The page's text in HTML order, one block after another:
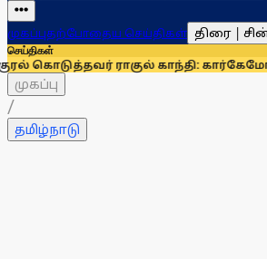
முகப்புதற்போதைய செய்திகள் திரை |
செய்திகள்
ராகுல் காந்தி: கார்கேமோஜ்தபா
முகப்பு
/
தமிழ்நாடு